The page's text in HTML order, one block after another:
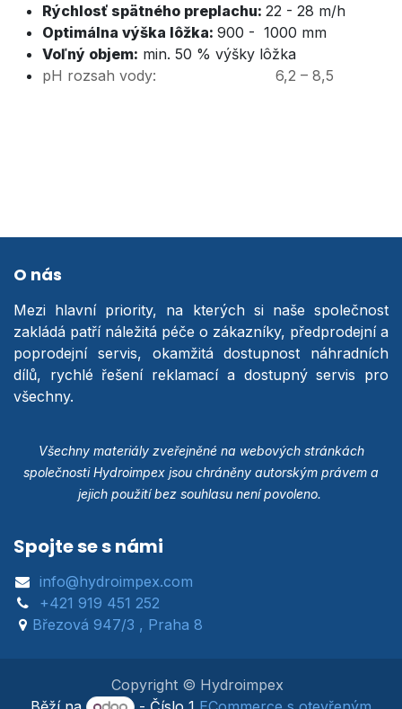
Rýchlosť spätného preplachu: ​22 - 28 m/h
Optimálna výška lôžka: 900 - 1000 mm
Voľný objem: min. 50 % výšky lôžka
pH rozsah vody:
6,2 – 8,5
O nás
Mezi hlavní priority, na kterých si naše společnost
zakládá patří náležitá péče o zákazníky, předprodejní a
poprodejní servis, okamžitá dostupnost náhradních
dílů, rychlé řešení reklamací a dostupný servis pro
všechny.
Všechny materiály zveřejněné na webových stránkách
společnosti Hydroimpex jsou chráněny autorským právem a
jejich použití bez souhlasu není povoleno.
Spojte se s námi
info@hydroimpex.com
+421 919 451 252
Březová 947/3 , Praha 8
Copyright © Hydroimpex